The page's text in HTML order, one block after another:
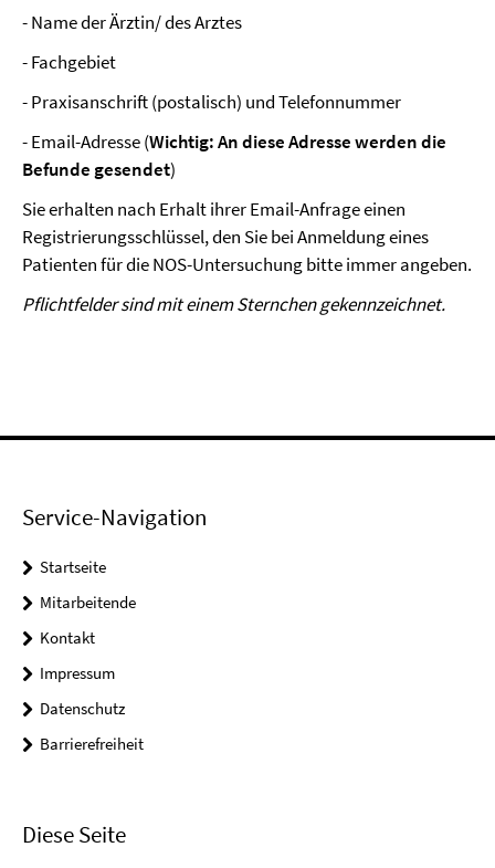
- Name der Ärztin/ des Arztes
- Fachgebiet
- Praxisanschrift (postalisch) und Telefonnummer
- Email-Adresse (Wichtig: An diese Adresse werden die
Befunde gesendet)
Sie erhalten nach Erhalt ihrer Email-Anfrage einen
Registrierungsschlüssel, den Sie bei Anmeldung eines
Patienten für die NOS-Untersuchung bitte immer angeben.
Pflichtfelder sind mit einem Sternchen gekennzeichnet.
Service-Navigation
Startseite
Mitarbeitende
Kontakt
Impressum
Datenschutz
Barrierefreiheit
Diese Seite